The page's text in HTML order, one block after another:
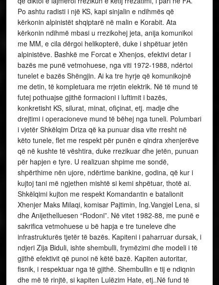
Po ashtu radisti i një KS, kapi sinjalin e ndihmës që
kërkonin alpinistët shqiptarë në malin e Korabit. Ata
kërkonin ndihmë mbasi u rrezikohej jeta, anija komunikoi
me MM, e cila dërgoi helikopterë, duke i shpëtuar jetën
alpinistëve. Bashkë me Forcat e Xhenjos, efektivi detar i
bazës me punë vetmohuese, nga viti 1972-1988, ndërtoi
tunelet e bazës Shëngjin. Ai ka tre hyrje që komunikojnë
me detin, të kompletuara me rrjetin elektrik. Në të mund të
futej pothuajse gjithë formacioni i luftimit i bazës,
konkretisht KS, silurat, minat, ofiçinat, etj. madje dhe
drejtimi i operacioneve mund të bëhej nga tuneli. Polumbari
i vjetër Shkëlqim Driza që ka punuar disa vite rresht në
këto tunele, flet me respekt për punën e qindra xhenjerëve
që në kushte të vështira, duke rrezikuar dhe jetën, punuan
për hapjen e tyre. U realizuan shpime me sondë,
shpërthime nën ujore, ndërtime bankine, godina, që kur i
kujtoj tani më ngjethen mishtë si kemi shpëtuar, thotë ai.
Shkëlqimi kujton me respekt Komandantin e batalionit
Xhenjer Maks Milaqi, komisar Pajtimin, Ing.Vangjel Lena, si
dhe Anijethelluesen “Rodoni”. Në vitet 1982-88, me punë e
sakrifica vetmohuese u bë hapja e tre tuneleve dhe
infrastrukturës tjetër të bazës. Kapiteni i paharruar dursak, i
ndjeri Zija Biduli, ishte shembulli, frymëzimi dhe modeli i të
gjithë efektivit që punoi në këtë bazë. Kapiten autoritar,
fisnik, i respektuar nga të gjithë. Shembullin e tij e ndiqnin
dhe më të rinjtë, si kapiten Lulëzim Hate, etj..Në fund të